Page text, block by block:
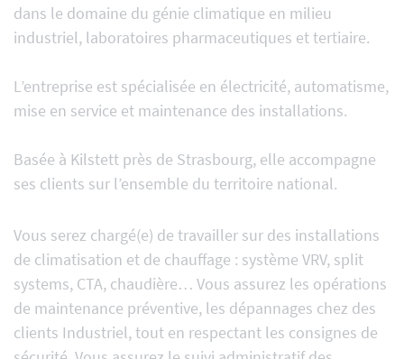
dans le domaine du génie climatique en milieu
industriel, laboratoires pharmaceutiques et tertiaire.
L’entreprise est spécialisée en électricité, automatisme,
mise en service et maintenance des installations.
Basée à Kilstett près de Strasbourg, elle accompagne
ses clients sur l’ensemble du territoire national.
Vous serez chargé(e) de travailler sur des installations
de climatisation et de chauffage : système VRV, split
systems, CTA, chaudière… Vous assurez les opérations
de maintenance préventive, les dépannages chez des
clients Industriel, tout en respectant les consignes de